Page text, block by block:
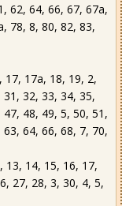
62, 64, 66, 67, 67а,
78, 8, 80, 82, 83,
17, 17а, 18, 19, 2,
32, 33, 34, 35,
48, 49, 5, 50, 51,
64, 66, 68, 7, 70,
13, 14, 15, 16, 17,
27, 28, 3, 30, 4, 5,